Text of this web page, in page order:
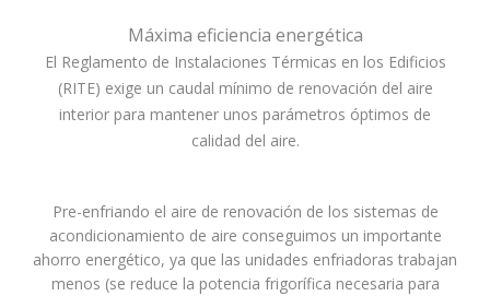
Máxima eficiencia energética
El Reglamento de Instalaciones Térmicas en los Edificios
(RITE) exige un caudal mínimo de renovación del aire
interior para mantener unos parámetros óptimos de
calidad del aire.
Pre-enfriando el aire de renovación de los sistemas de
acondicionamiento de aire conseguimos un importante
ahorro energético, ya que las unidades enfriadoras trabajan
menos (se reduce la potencia frigorífica necesaria para